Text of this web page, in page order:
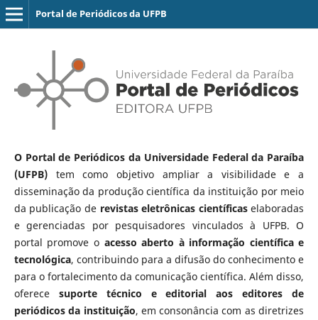
Portal de Periódicos da UFPB
O Portal de Periódicos da Universidade Federal da Paraíba
(UFPB)tem como objetivo ampliar a visibilidade e a
disseminação da produção científica da instituição por meio
da publicação de revistas eletrônicas científicaselaboradas
e gerenciadas por pesquisadores vinculados à UFPB. O
portal promove o acesso aberto à informação científica e
tecnológica, contribuindo para a difusão do conhecimento e
para o fortalecimento da comunicação científica. Além disso,
oferece suporte técnico e editorial aos editores de
periódicos da instituição, em consonância com as diretrizes